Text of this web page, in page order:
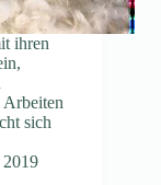
ihren
sich